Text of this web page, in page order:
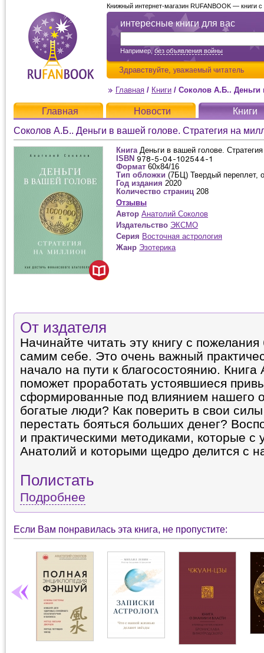
интересные книги для вас
Например,без объявления войны
Здравствуйте, уважаемый читатель
Книжный интернет-магазин RUFANBOOK — книги
Главная / Книги / Соколов А.Б.. Деньги
Главная Новости
Книги
Соколов А.Б.. Деньги в вашей голове. Стратегия на
Книга Деньги в вашей голове.
ISBN
Формат 60x84/16
Тип обложки (7БЦ) Твердый переплет,
Год издания 2020
Количество страниц 208
Отзывы
Автор Анатолий Соколов
Издательство ЭКСМО
Серия Восточная астрология
Жанр Эзотерика
От издателя
Начинайте читать эту книгу с
самим себе. Это очень важный
начало на пути к благосостоянию.
поможет проработать устоявшиеся
сформированные под влиянием нашего
богатые люди? Как поверить в свои
перестать бояться больших денег?
и практическими методиками, которые с
Анатолий и которыми щедро делится с
Полистать
Подробнее
Если Вам понравилась эта книга, не пропустите: